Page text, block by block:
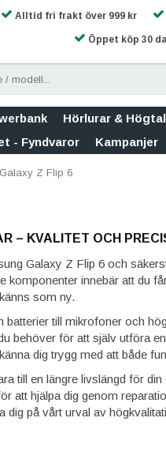
Alltid fri frakt över 999 kr
Öppet köp 30
Hörlurar &
- Fyndvaror Kampanjer
Z Flip 6
– KVALITET OCH
Galaxy Z Flip 6 och
komponenter innebär att du
som ny.
till mikrofoner och
behöver för att själv utföra
dig trygg med att både
till en längre livslängd för
att hjälpa dig genom
dig på vårt urval av